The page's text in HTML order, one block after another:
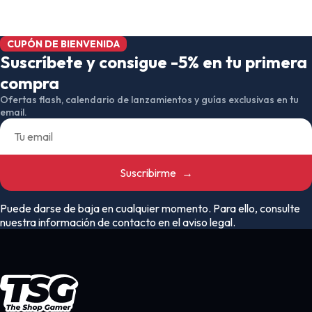
CUPÓN DE BIENVENIDA
Suscríbete y consigue -5% en tu primera
compra
Ofertas flash, calendario de lanzamientos y guías exclusivas en tu
email.
Suscribirme →
Puede darse de baja en cualquier momento. Para ello, consulte
nuestra información de contacto en el aviso legal.